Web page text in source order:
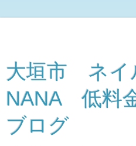
大垣市 ネイ
NANA 低料
ブログ